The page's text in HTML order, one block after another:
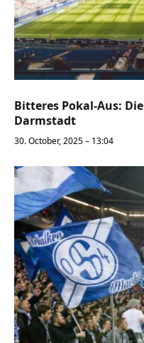
Bitteres Pokal-Aus:
Darmstadt
30. October, 2025 – 13:04